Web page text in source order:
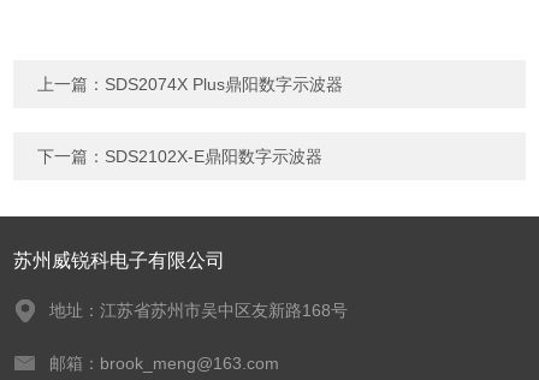
上一篇： SDS2074X Plus鼎阳数字示波器
下一篇： SDS2102X-E鼎阳数字示波器
苏州威锐科电子有限公司
地址：江苏省苏州市吴中区友新路168号
邮箱：brook_meng@163.com